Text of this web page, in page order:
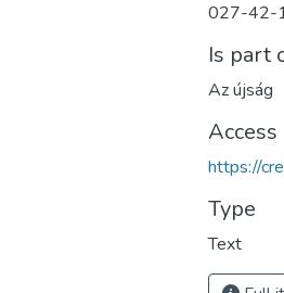
027-42-
Is part
Az újság
https://
Type
Text